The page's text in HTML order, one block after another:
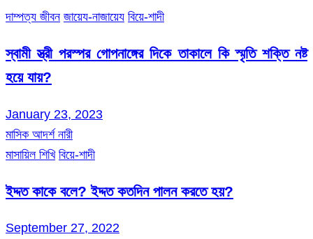
দাম্পত্য জীবন জায়েয-নাজায়েয বিয়ে-শাদী
স্বামী স্ত্রী পরস্পর গোপনাঙ্গের দিকে তাকালে কি স্মৃতি শক্তি নষ্ট
হয়ে যায়?
January 23, 2023
মাসিক আদর্শ নারী
মাসায়িল শিখি বিয়ে-শাদী
ইদ্দত কাকে বলে? ইদ্দত কতদিন পালন করতে হয়?
September 27, 2022